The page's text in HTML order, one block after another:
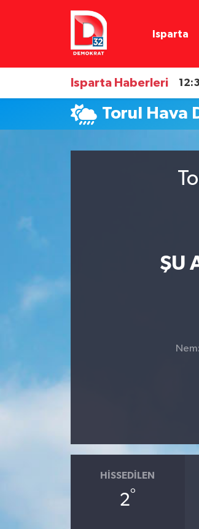
Isparta
Isparta Haberleri
Torul Hava
ŞU
HISSEDILEN
2°
Isparta Nöbetçi Eczaneler
Isparta Hava Durumu
Isparta Namaz Vakitleri
Süper Lig Puan Durumu ve Fikstür